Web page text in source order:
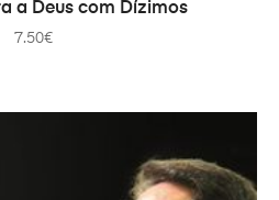
a Deus com Dízimos
7.50€